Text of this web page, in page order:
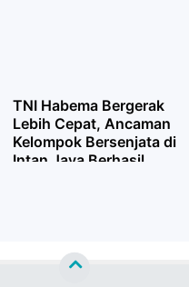
TNI Habema Bergerak
Lebih Cepat, Ancaman
Kelompok Bersenjata di
Intan Jaya Berhasil